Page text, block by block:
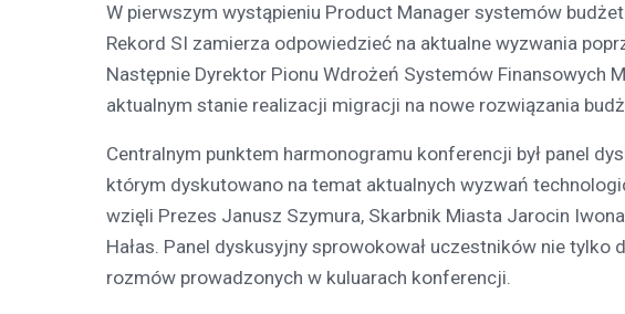
W pierwszym wystąpieniu Product Manager systemów
Rekord SI zamierza odpowiedzieć na aktualne wyzwania
Następnie Dyrektor Pionu Wdrożeń Systemów Finansowych
aktualnym stanie realizacji migracji na nowe rozwiązania
Centralnym punktem harmonogramu konferencji był panel
którym dyskutowano na temat aktualnych wyzwań
wzięli Prezes Janusz Szymura, Skarbnik Miasta Jarocin
Hałas. Panel dyskusyjny sprowokował uczestników nie
rozmów prowadzonych w kuluarach konferencji.